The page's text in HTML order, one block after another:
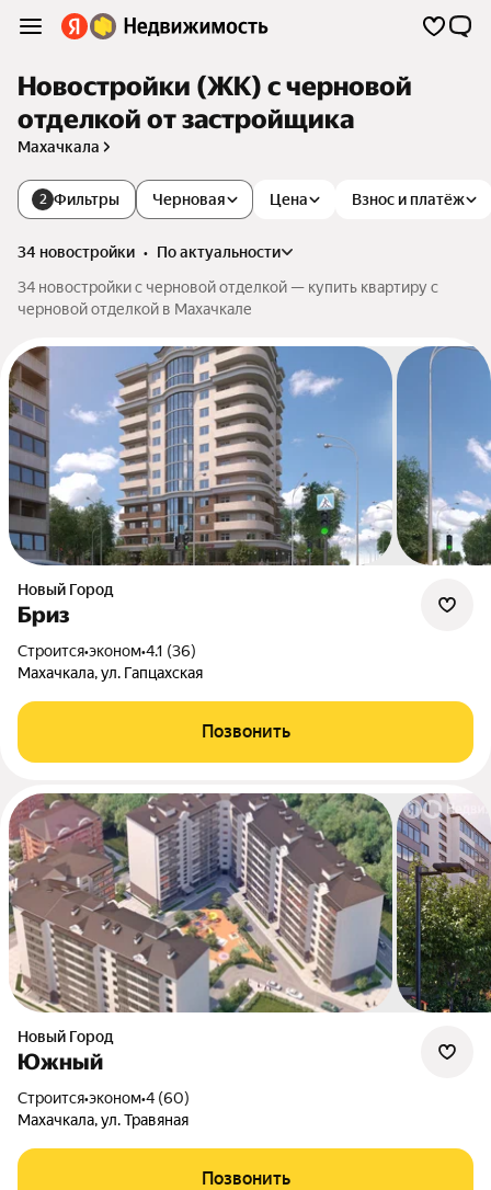
Новостройки (ЖК) с черновой
отделкой от застройщика
Махачкала
2 Фильтры Цена Взнос и платёж
Черновая
34 новостройки •
по актуальности
34 новостройки с черновой отделкой — купить квартиру с
черновой отделкой в Махачкале
Новый Город
Бриз
Строится•эконом•4.1 (36)
Махачкала, ул. Гапцахская
Позвонить
Новый Город
Южный
Строится•эконом•4 (60)
Махачкала, ул. Травяная
Позвонить